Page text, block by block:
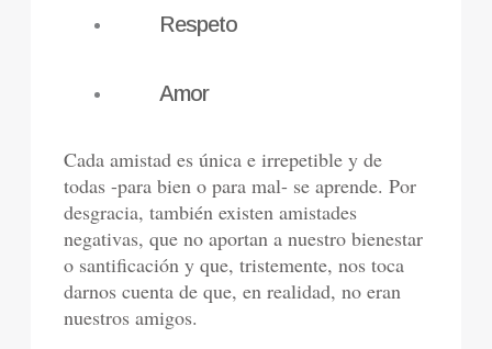
Respeto
Amor
Cada amistad es única e irrepetible y de
todas -para bien o para mal- se aprende. Por
desgracia, también existen amistades
negativas, que no aportan a nuestro bienestar
o santificación y que, tristemente, nos toca
darnos cuenta de que, en realidad, no eran
nuestros amigos.